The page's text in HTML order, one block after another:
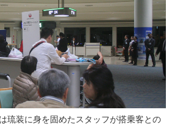
琉装に身を固めたスタッフが搭乗客との